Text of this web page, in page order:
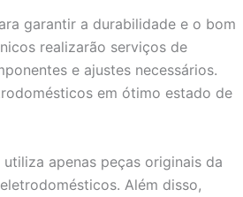
garantir a durabilidade e o bom
realizarão serviços de
e ajustes necessários.
em ótimo estado de
apenas peças originais da
Além disso,